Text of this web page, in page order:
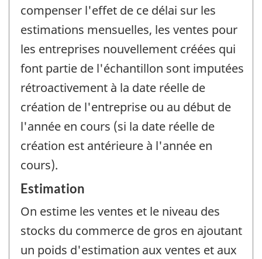
compenser l'effet de ce délai sur les
estimations mensuelles, les ventes pour
les entreprises nouvellement créées qui
font partie de l'échantillon sont imputées
rétroactivement à la date réelle de
création de l'entreprise ou au début de
l'année en cours (si la date réelle de
création est antérieure à l'année en
cours).
Estimation
On estime les ventes et le niveau des
stocks du commerce de gros en ajoutant
un poids d'estimation aux ventes et aux